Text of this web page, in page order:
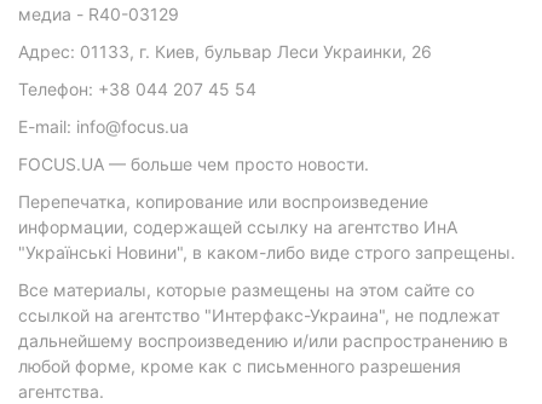
медиа - R40-03129
Адрес: 01133, г. Киев, бульвар Леси Украинки, 26
Телефон: +38 044 207 45 54
E-mail: info@focus.ua
FOCUS.UA — больше чем просто новости.
Перепечатка, копирование или воспроизведение
информации, содержащей ссылку на агентство ИнА
"Українські Новини", в каком-либо виде строго запрещены.
Все материалы, которые размещены на этом сайте со
ссылкой на агентство "Интерфакс-Украина", не подлежат
дальнейшему воспроизведению и/или распространению в
любой форме, кроме как с письменного разрешения
агентства.